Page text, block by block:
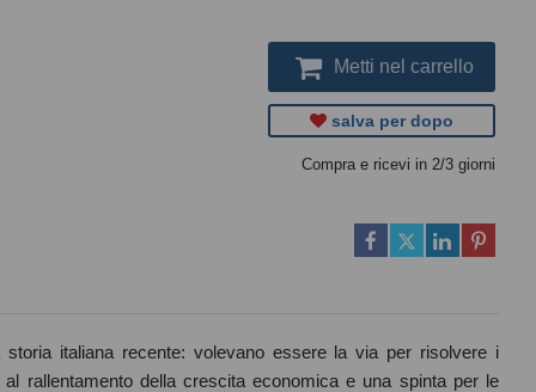
Metti nel carrello
salva per dopo
Compra e ricevi in 2/3 giorni
italiana recente: volevano essere la via per risolvere i
rallentamento della crescita economica e una spinta per le